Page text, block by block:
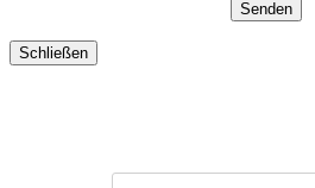
Schließen